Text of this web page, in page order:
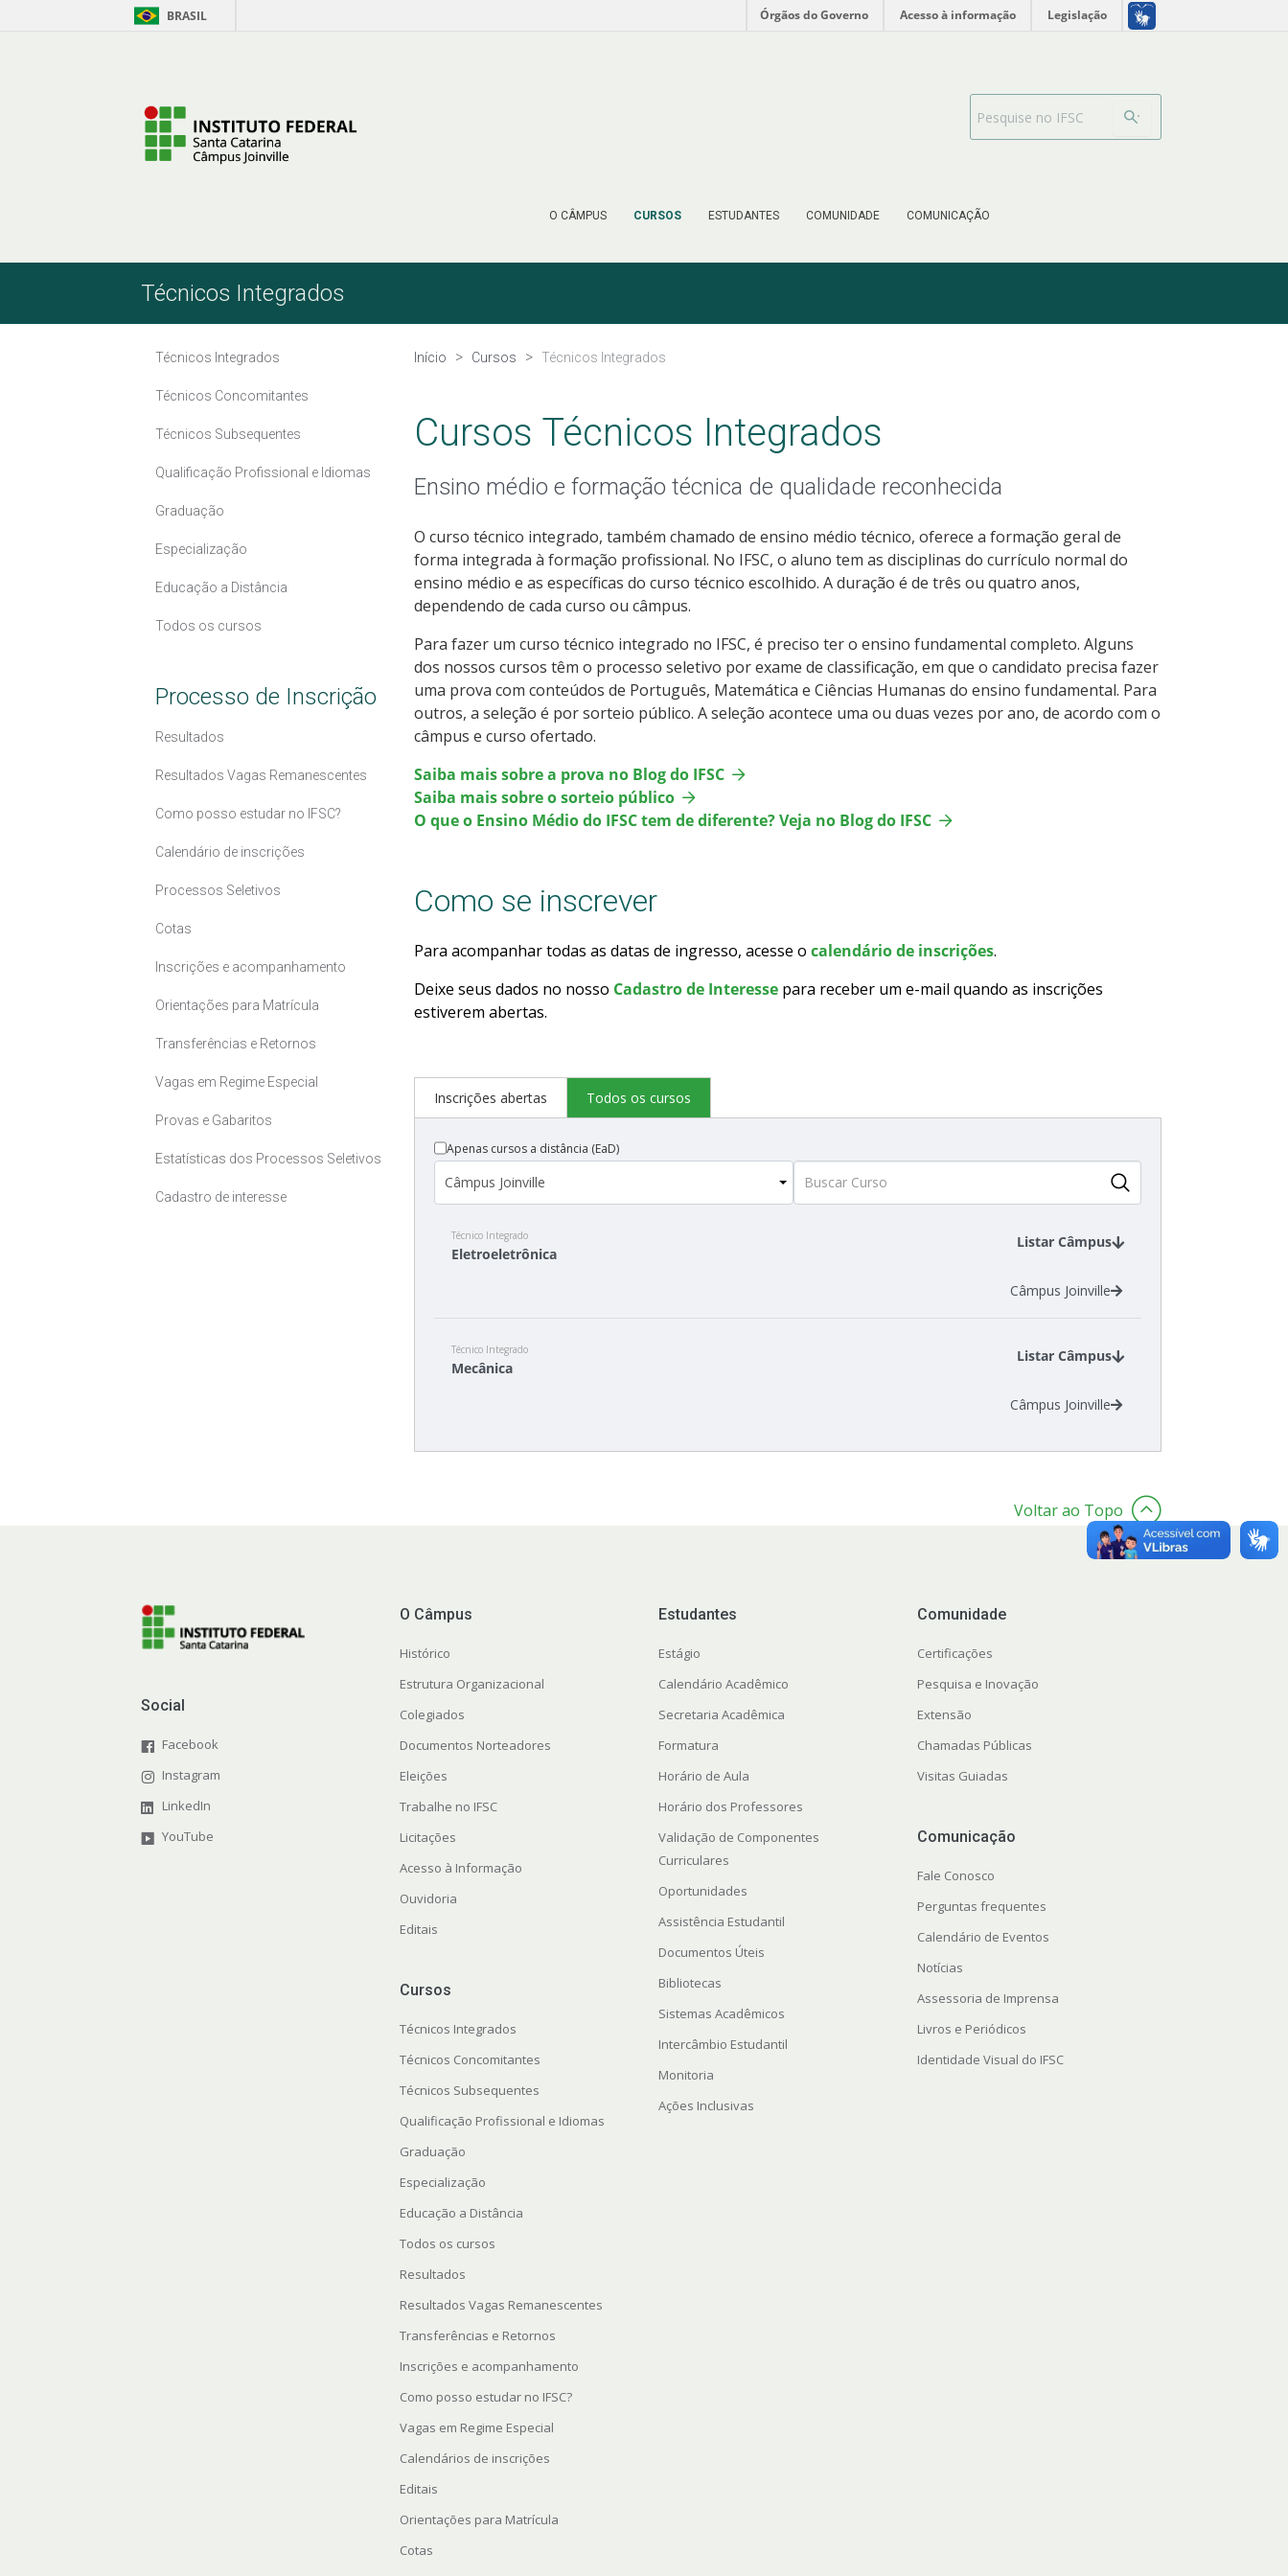
Pular para o Conteúdo BRASIL Órgãos do Governo Acesso à informação Legislação
O CÂMPUS CURSOS ESTUDANTES COMUNIDADE COMUNICAÇÃO
Barra de busca
Técnicos Integrados
Técnicos Integrados
Técnicos Concomitantes
Técnicos Subsequentes
Qualificação Profissional e Idiomas
Graduação
Especialização
Educação a Distância
Todos os cursos
Processo de Inscrição
Resultados
Resultados Vagas Remanescentes
Como posso estudar no IFSC?
Calendário de inscrições
Processos Seletivos
Cotas
Inscrições e acompanhamento
Orientações para Matrícula
Transferências e Retornos
Vagas em Regime Especial
Provas e Gabaritos
Estatísticas dos Processos Seletivos
Cadastro de interesse
Início Cursos Técnicos Integrados
Cursos Técnicos Integrados
Ensino médio e formação técnica de qualidade reconhecida
O curso técnico integrado, também chamado de ensino médio técnico, oferece a formação geral de
forma integrada à formação profissional. No IFSC, o aluno tem as disciplinas do currículo normal do
ensino médio e as específicas do curso técnico escolhido. A duração é de três ou quatro anos,
dependendo de cada curso ou câmpus.
Para fazer um curso técnico integrado no IFSC, é preciso ter o ensino fundamental completo. Alguns
dos nossos cursos têm o processo seletivo por exame de classificação, em que o candidato precisa fazer
uma prova com conteúdos de Português, Matemática e Ciências Humanas do ensino fundamental. Para
outros, a seleção é por sorteio público. A seleção acontece uma ou duas vezes por ano, de acordo com o
câmpus e curso ofertado.
Saiba mais sobre a prova no Blog do IFSC
Saiba mais sobre o sorteio público
O que o Ensino Médio do IFSC tem de diferente? Veja no Blog do IFSC
Como se inscrever
Para acompanhar todas as datas de ingresso, acesse o calendário de inscrições.
Deixe seus dados no nosso Cadastro de Interessepara receber um e-mail quando as inscrições
estiverem abertas.
Inscrições abertas Todos os cursos
Apenas cursos a distância (EaD)
Técnico Integrado
Eletroeletrônica
Listar Câmpus
Câmpus Joinville
Técnico Integrado
Mecânica
Listar Câmpus
Câmpus Joinville
Voltar ao Topo
Social
Facebook
Instagram
LinkedIn
YouTube
O Câmpus
Histórico
Estrutura Organizacional
Colegiados
Documentos Norteadores
Eleições
Trabalhe no IFSC
Licitações
Acesso à Informação
Ouvidoria
Editais
Cursos
Técnicos Integrados
Técnicos Concomitantes
Técnicos Subsequentes
Qualificação Profissional e Idiomas
Graduação
Especialização
Educação a Distância
Todos os cursos
Resultados
Resultados Vagas Remanescentes
Transferências e Retornos
Inscrições e acompanhamento
Como posso estudar no IFSC?
Vagas em Regime Especial
Calendários de inscrições
Editais
Orientações para Matrícula
Cotas
Estudantes
Estágio
Calendário Acadêmico
Secretaria Acadêmica
Formatura
Horário de Aula
Horário dos Professores
Validação de Componentes
Curriculares
Oportunidades
Assistência Estudantil
Documentos Úteis
Bibliotecas
Sistemas Acadêmicos
Intercâmbio Estudantil
Monitoria
Ações Inclusivas
Comunidade
Certificações
Pesquisa e Inovação
Extensão
Chamadas Públicas
Visitas Guiadas
Comunicação
Fale Conosco
Perguntas frequentes
Calendário de Eventos
Notícias
Assessoria de Imprensa
Livros e Periódicos
Identidade Visual do IFSC